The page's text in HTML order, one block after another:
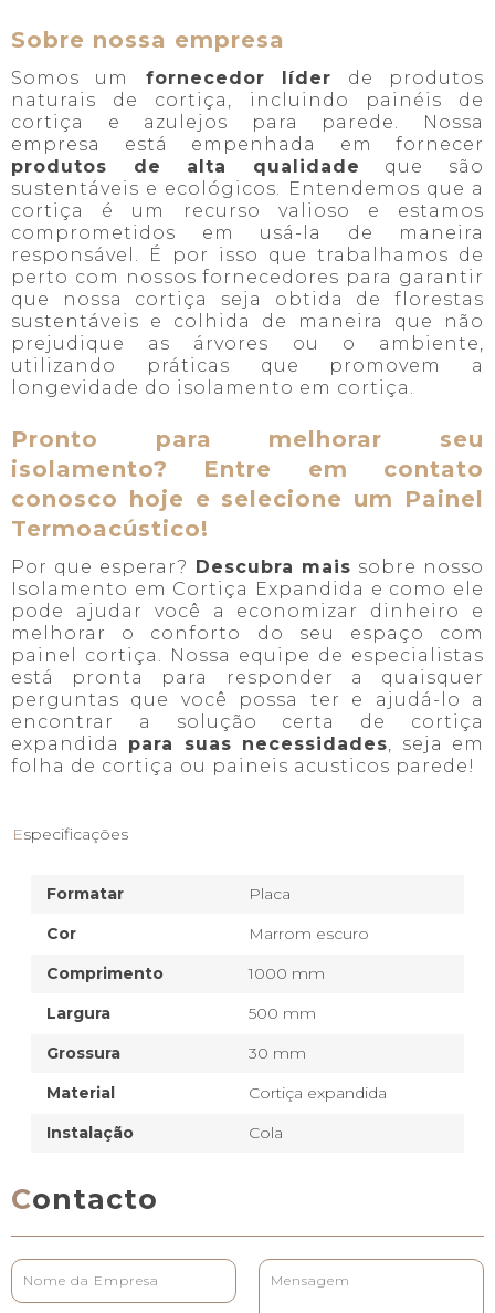
Sobre nossa empresa
Somos um fornecedor líder de produtos
naturais de cortiça, incluindo painéis de
cortiça e azulejos para parede. Nossa
empresa está empenhada em fornecer
produtos de alta qualidade que são
sustentáveis e ecológicos. Entendemos que a
cortiça é um recurso valioso e estamos
comprometidos em usá-la de maneira
responsável. É por isso que trabalhamos de
perto com nossos fornecedores para garantir
que nossa cortiça seja obtida de florestas
sustentáveis e colhida de maneira que não
prejudique as árvores ou o ambiente,
utilizando práticas que promovem a
longevidade do isolamento em cortiça.
Pronto para melhorar seu
isolamento? Entre em contato
conosco hoje e selecione um Painel
Termoacústico!
Por que esperar? Descubra mais sobre nosso
Isolamento em Cortiça Expandida e como ele
pode ajudar você a economizar dinheiro e
melhorar o conforto do seu espaço com
painel cortiça. Nossa equipe de especialistas
está pronta para responder a quaisquer
perguntas que você possa ter e ajudá-lo a
encontrar a solução certa de cortiça
expandida para suas necessidades, seja em
folha de cortiça ou paineis acusticos parede!
Especificações
Formatar
Placa
Cor
Marrom escuro
Comprimento
1000 mm
Largura
500 mm
Grossura
30 mm
Material
Cortiça expandida
Instalação
Cola
Contacto